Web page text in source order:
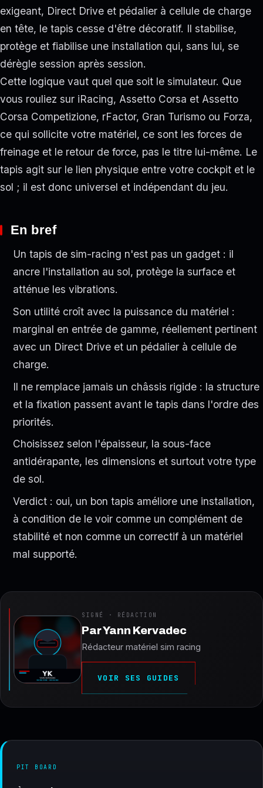
exigeant, Direct Drive et pédalier à cellule de charge
en tête, le tapis cesse d'être décoratif. Il stabilise,
protège et fiabilise une installation qui, sans lui, se
dérègle session après session.
Cette logique vaut quel que soit le simulateur. Que
vous rouliez sur iRacing, Assetto Corsa et Assetto
Corsa Competizione, rFactor, Gran Turismo ou Forza,
ce qui sollicite votre matériel, ce sont les forces de
freinage et le retour de force, pas le titre lui-même. Le
tapis agit sur le lien physique entre votre cockpit et le
sol ; il est donc universel et indépendant du jeu.
En bref
Un tapis de sim-racing n'est pas un gadget : il
ancre l'installation au sol, protège la surface et
atténue les vibrations.
Son utilité croît avec la puissance du matériel :
marginal en entrée de gamme, réellement pertinent
avec un Direct Drive et un pédalier à cellule de
charge.
Il ne remplace jamais un châssis rigide : la structure
et la fixation passent avant le tapis dans l'ordre des
priorités.
Choisissez selon l'épaisseur, la sous-face
antidérapante, les dimensions et surtout votre type
de sol.
Verdict : oui, un bon tapis améliore une installation,
à condition de le voir comme un complément de
stabilité et non comme un correctif à un matériel
mal supporté.
SIGNÉ · RÉDACTION
ParYann Kervadec
Rédacteur matériel sim racing
VOIR SES GUIDES
PIT BOARD